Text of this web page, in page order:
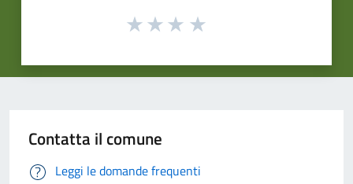
Contatta il comune
Leggi le domande frequenti